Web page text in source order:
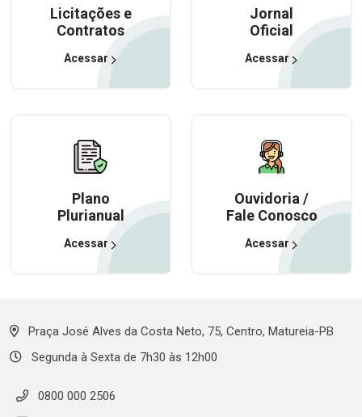
Licitações e
Contratos
Acessar
Jornal
Oficial
Acessar
Plano
Plurianual
Acessar
Ouvidoria /
Fale Conosco
Acessar
Praça José Alves da Costa Neto, 75, Centro, Matureia-PB
Segunda à Sexta de 7h30 às 12h00
0800 000 2506